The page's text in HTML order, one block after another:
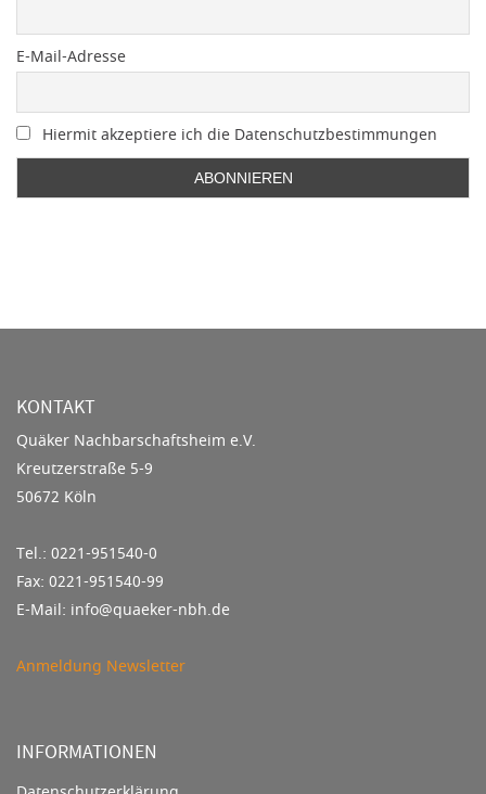
E-Mail-Adresse
Hiermit akzeptiere ich die Datenschutzbestimmungen
KONTAKT
Quäker Nachbarschaftsheim e.V.
Kreutzerstraße 5-9
50672 Köln
Tel.: 0221-951540-0
Fax: 0221-951540-99
E-Mail: info@quaeker-nbh.de
Anmeldung Newsletter
INFORMATIONEN